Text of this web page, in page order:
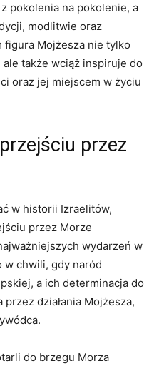
pokolenia ​na pokolenie, a
modlitwie​ oraz
Mojżesza nie tylko
także wciąż inspiruje do
oraz ⁣jej miejscem w życiu
przez
w ‍historii Izraelitów,
przez Morze
wydarzeń w
w chwili,⁤ gdy naród
‌a⁢ ich determinacja do
działania ⁣Mojżesza,
do brzegu Morza⁢